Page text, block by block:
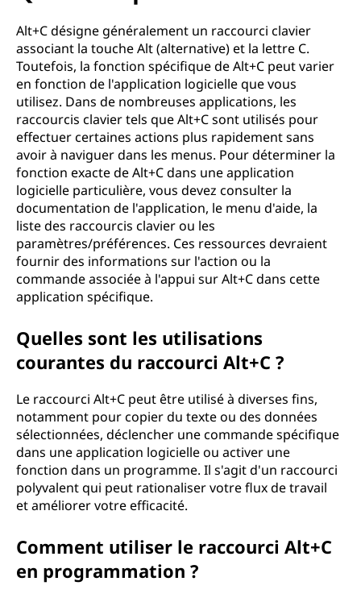
A
Alt+C désigne généralement un raccourci clavier
associant la touche Alt (alternative) et la lettre C.
Toutefois, la fonction spécifique de Alt+C peut varier
en fonction de l'application logicielle que vous
utilisez. Dans de nombreuses applications, les
raccourcis clavier tels que Alt+C sont utilisés pour
effectuer certaines actions plus rapidement sans
avoir à naviguer dans les menus. Pour déterminer la
fonction exacte de Alt+C dans une application
logicielle particulière, vous devez consulter la
documentation de l'application, le menu d'aide, la
liste des raccourcis clavier ou les
paramètres/préférences. Ces ressources devraient
fournir des informations sur l'action ou la
commande associée à l'appui sur Alt+C dans cette
application spécifique.
Quelles sont les utilisations
courantes du raccourci Alt+C ?
Le raccourci Alt+C peut être utilisé à diverses fins,
notamment pour copier du texte ou des données
sélectionnées, déclencher une commande spécifique
dans une application logicielle ou activer une
fonction dans un programme. Il s'agit d'un raccourci
polyvalent qui peut rationaliser votre flux de travail
et améliorer votre efficacité.
Comment utiliser le raccourci Alt+C
en programmation ?